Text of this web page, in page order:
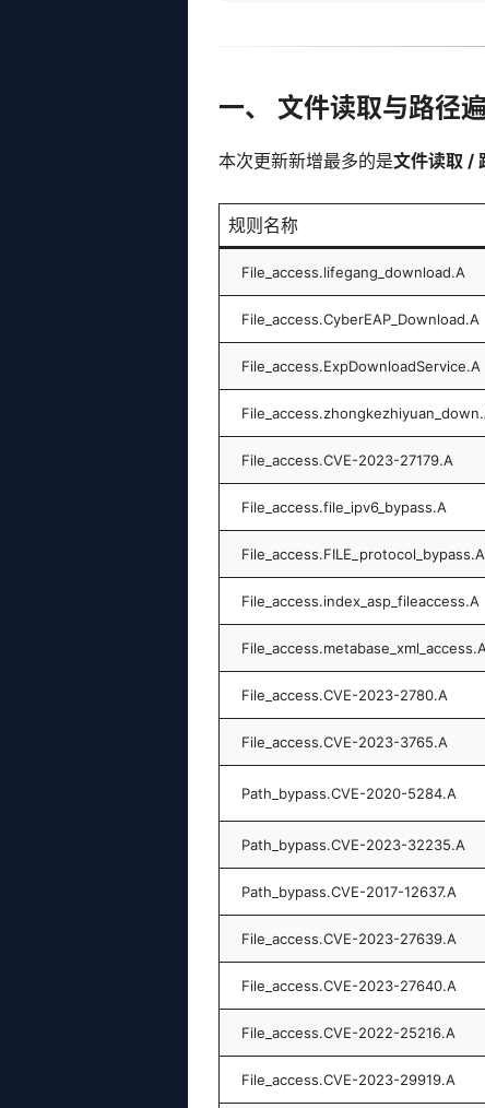
一、 文件读取与路径
本次更新新增最多的是文件读取 /
规则名称
File_access.lifegang_download.A
File_access.CyberEAP_Download.A
File_access.ExpDownloadService.A
File_access.CVE-2023-27179.A
File_access.file_ipv6_bypass.A
File_access.FILE_protocol_bypass.A
File_access.index_asp_fileaccess.A
File_access.metabase_xml_access.A
File_access.CVE-2023-2780.A
File_access.CVE-2023-3765.A
Path_bypass.CVE-2020-5284.A
Path_bypass.CVE-2023-32235.A
Path_bypass.CVE-2017-12637.A
File_access.CVE-2023-27639.A
File_access.CVE-2023-27640.A
File_access.CVE-2022-25216.A
File_access.CVE-2023-29919.A